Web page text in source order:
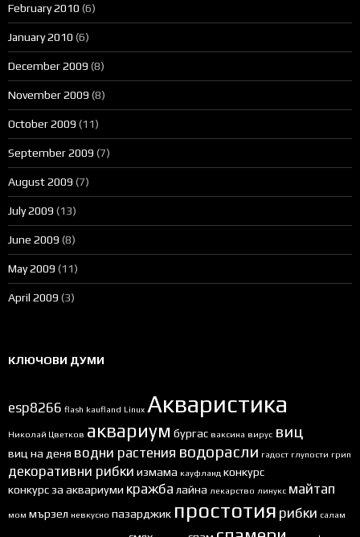
February 2010 (6)
January 2010 (6)
December 2009 (8)
November 2009 (8)
October 2009 (11)
September 2009 (7)
August 2009 (7)
July 2009 (13)
June 2009 (8)
May 2009 (11)
April 2009 (3)
КЛЮЧОВИ ДУМИ
esp8266 flash kaufland Linux Акваристика
Николай Цветков аквариум бургас ваксина вирус виц
виц на деня водни растения водорасли гадост глупости грип
декоративни рибки измама кауфланд конкурс
конкурс за аквариуми кражба лайна лекарство линукс майтап
мом мързел невкусно пазарджик простотия рибки салам